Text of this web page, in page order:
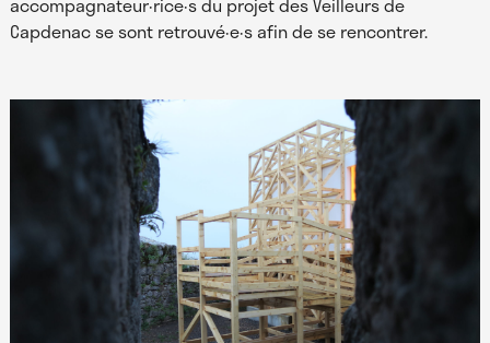
Capdenac se sont retrouvé·e·s afin de se rencontrer.